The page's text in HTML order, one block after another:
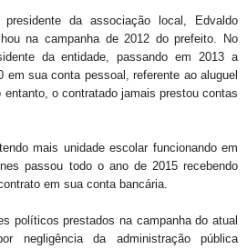
da associação local, Edvaldo
na campanha de 2012 do prefeito. No
da entidade, passando em 2013 a
em sua conta pessoal, referente ao aluguel
o contratado jamais prestou contas
mais unidade escolar funcionando em
passou todo o ano de 2015 recebendo
em sua conta bancária.
políticos prestados na campanha do atual
negligência da administração pública